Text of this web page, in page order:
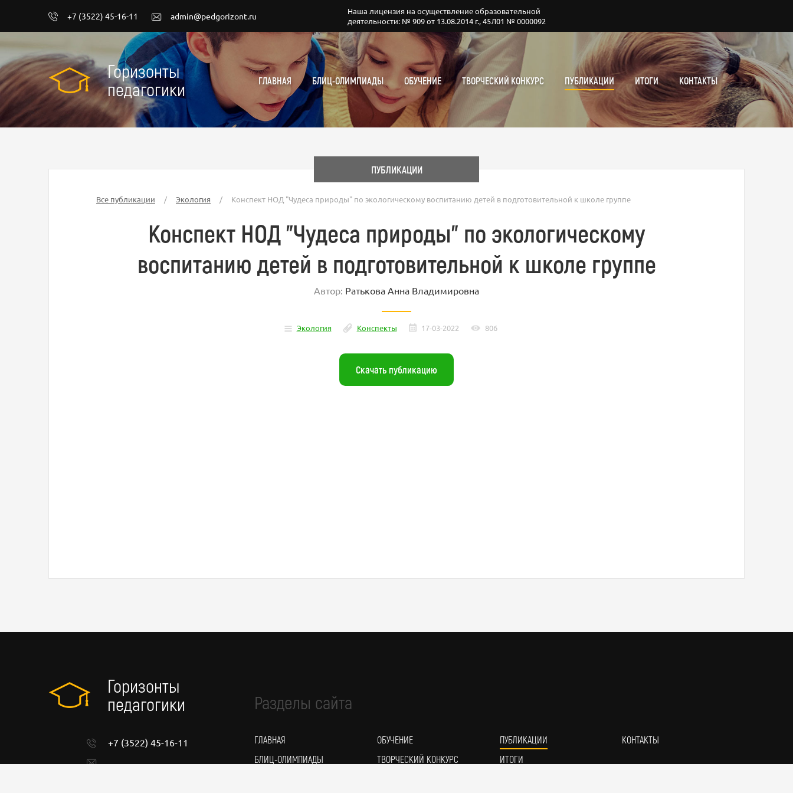
+7 (3522) 45-16-11 admin@pedgorizont.ru
Наша лицензия на осуществление образовательной
деятельности: № 909 от 13.08.2014 г., 45Л01 № 0000092
Горизонты
педагогики
ГЛАВНАЯ БЛИЦ-ОЛИМПИАДЫ ОБУЧЕНИЕ ТВОРЧЕСКИЙ КОНКУРС ПУБЛИКАЦИИ ИТОГИ КОНТАКТЫ
ПУБЛИКАЦИИ
Все публикации / Экология / Конспект НОД "Чудеса природы" по экологическому воспитанию детей в подготовительной к школе группе
Конспект НОД "Чудеса природы" по экологическому
воспитанию детей в подготовительной к школе группе
Автор: Ратькова Анна Владимировна
Экология Конспекты 17-03-2022 806
Скачать публикацию
Горизонты
педагогики
+7 (3522) 45-16-11
Разделы сайта
ГЛАВНАЯ ОБУЧЕНИЕ ПУБЛИКАЦИИ
КОНТАКТЫ
БЛИЦ-ОЛИМПИАДЫ
ТВОРЧЕСКИЙ КОНКУРС ИТОГИ